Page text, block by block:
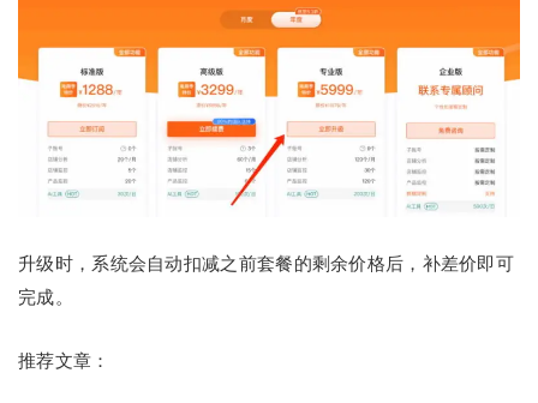
升级时，系统会自动扣减之前套餐的剩余价格后，补差价即可
完成。
推荐文章：